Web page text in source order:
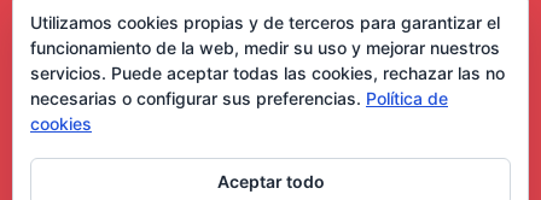
Utilizamos cookies propias y de terceros para garantizar el
funcionamiento de la web, medir su uso y mejorar nuestros
servicios. Puede aceptar todas las cookies, rechazar las no
necesarias o configurar sus preferencias. Política de
cookies
Aceptar todo